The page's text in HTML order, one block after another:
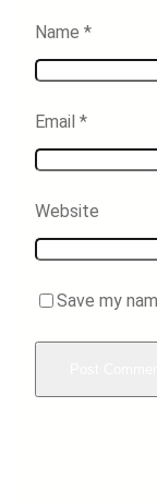
Name *
Email *
Website
Save my